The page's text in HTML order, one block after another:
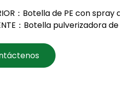
：Botella de PE con
：Botella pulverizadora